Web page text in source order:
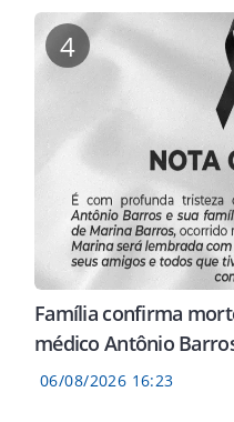
4
Família confirma
médico Antônio
06/08/2026 16:23